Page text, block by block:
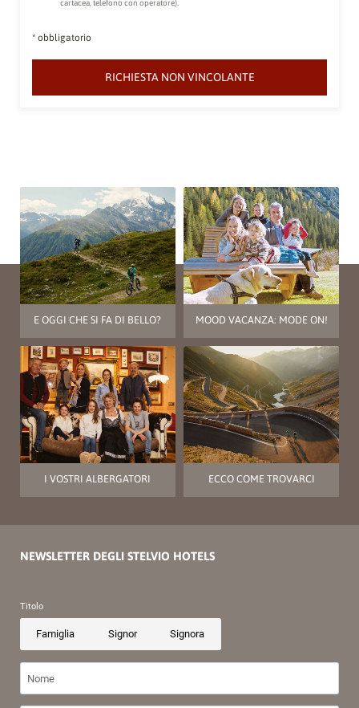
cartacea, telefono con operatore).
* obbligatorio
RICHIESTA NON VINCOLANTE
E OGGI CHE SI FA DI BELLO? MOOD VACANZA: MODE ON!
I VOSTRI ALBERGATORI ECCO COME TROVARCI
NEWSLETTER DEGLI STELVIO HOTELS